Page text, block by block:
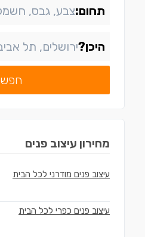
תחום:
היכן?
חפש
מחירון עיצוב פנים
עיצוב פנים מודרני לכל הבית
עיצוב פנים כפרי לכל הבית